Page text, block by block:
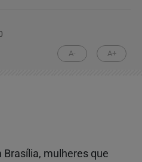
A- A+
mulheres que